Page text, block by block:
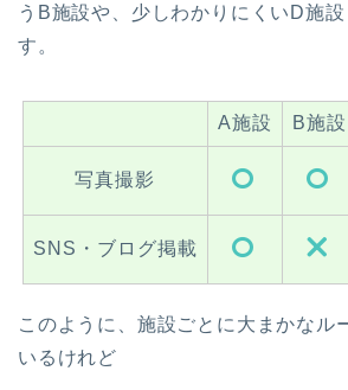
うB施設や、少しわかりにくいD施
す。
A施設 B施設
写真撮影
SNS・ブログ掲載
このように、施設ごとに大まかなル
いるけれど